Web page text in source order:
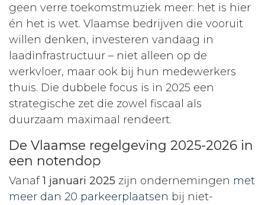
geen verre toekomstmuziek meer: het is hier
én het is wet. Vlaamse bedrijven die vooruit
willen denken, investeren vandaag in
laadinfrastructuur – niet alleen op de
werkvloer, maar ook bij hun medewerkers
thuis. Die dubbele focus is in 2025 een
strategische zet die zowel fiscaal als
duurzaam maximaal rendeert.​
De Vlaamse regelgeving 2025-2026 in
een notendop
Vanaf1 januari 2025 zijn ondernemingen met
meer dan 20 parkeerplaatsen bij niet-